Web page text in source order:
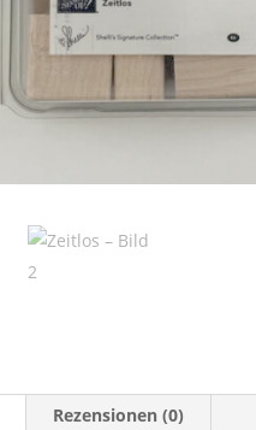
Rezensionen (0)